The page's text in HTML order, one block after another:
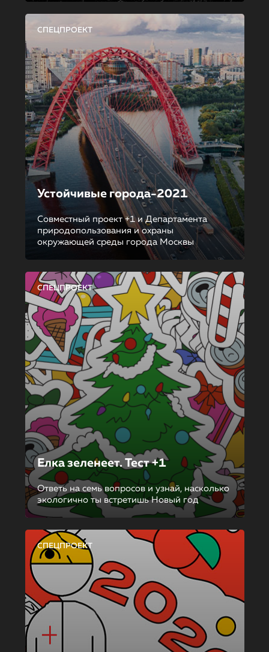
СПЕЦПРОЕКТ
Устойчивые города-2021
Совместный проект +1 и Департамента
природопользования и охраны
окружающей среды города Москвы
СПЕЦПРОЕКТ
Елка зеленеет. Тест +1
Ответь на семь вопросов и узнай, насколько
экологично ты встретишь Новый год
СПЕЦПРОЕКТ